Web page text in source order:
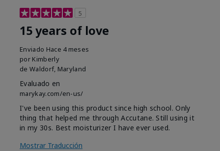
5
15 years of love
Enviado Hace 4 meses
por Kimberly
de Waldorf, Maryland
Evaluado en
marykay.com/en-us/
I've been using this product since high school. Only
thing that helped me through Accutane. Still using it
in my 30s. Best moisturizer I have ever used.
Mostrar Traducción